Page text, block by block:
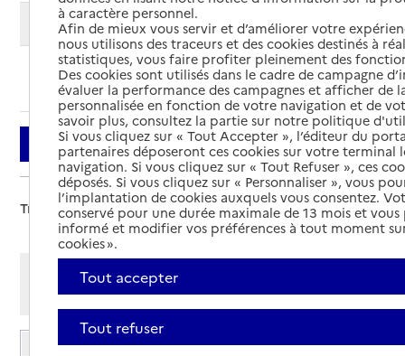
Modifier ma recherche
Ajouter cette recherche aux favoris
Filtrer
Trier par :
Afficher les résultats par:
Mode liste
Mode carte
EHPAD Avinin Johannel
à caractère personnel.
Afin de mieux vous servir et d’améliorer votre
nous utilisons des traceurs et des cookies destinés à
statistiques, vous faire profiter pleinement des
Des cookies sont utilisés dans le cadre de campagne
évaluer la performance des campagnes et afficher de
personnalisée en fonction de votre navigation et de
savoir plus, consultez la partie sur notre politique
Si vous cliquez sur « Tout Accepter », l’éditeur du
partenaires déposeront ces cookies sur votre terminal
navigation. Si vous cliquez sur « Tout Refuser », ces
déposés. Si vous cliquez sur « Personnaliser », vous
l’implantation de cookies auxquels vous consentez.
conservé pour une durée maximale de 13 mois et
informé et modifier vos préférences à tout moment
cookies ».
Tout accepter
Tout refuser